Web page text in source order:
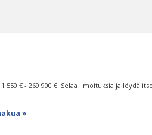
1 550 € - 269 900 €. Selaa ilmoituksia ja löydä
»